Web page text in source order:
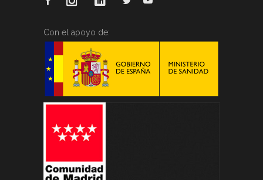
Con el apoyo de: